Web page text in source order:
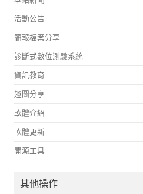
活動公告
簡報檔案分享
診斷式數位測驗系統
資訊教育
趣圖分享
軟體介紹
軟體更新
開源工具
其他操作